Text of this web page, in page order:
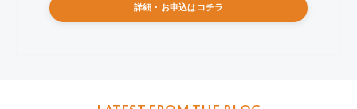
詳細・お申込はコチラ